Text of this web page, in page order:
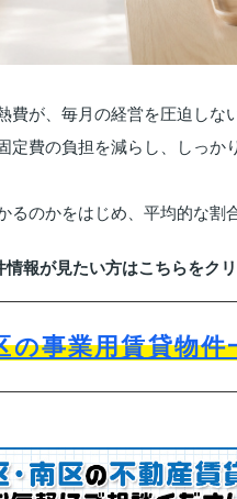
が、毎月の経営を圧迫しな
定費の負担を減らし、しっか
のかをはじめ、平均的な割
情報が見たい方はこちらをク
の事業用賃貸物件